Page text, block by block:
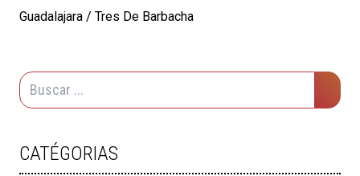
Guadalajara / Tres De Barbacha
CATÉGORIAS